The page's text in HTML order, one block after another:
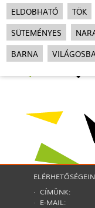
ELDOBHATÓ
TÖK
SÜTEMÉNYES
BARNA
· CÍMÜNK:
· E-MAIL: